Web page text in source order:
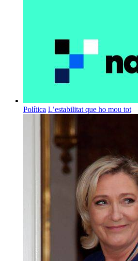
Política L’estabilitat que ho mou tot